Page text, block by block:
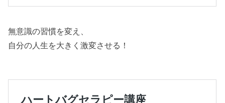
無意識の習慣を変え、
自分の人生を大きく激変させる！